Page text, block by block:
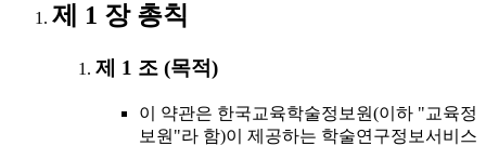
제 1 장 총칙
제 1 조 (목적)
이 약관은 한국교육학술정보원(이하 "교육정
보원"라 함)이 제공하는 학술연구정보서비스